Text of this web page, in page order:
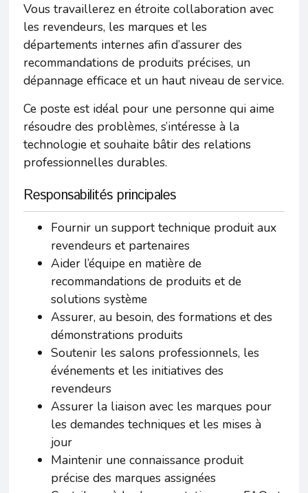
Vous travaillerez en étroite collaboration avec
les revendeurs, les marques et les
départements internes afin d’assurer des
recommandations de produits précises, un
dépannage efficace et un haut niveau de service.
Ce poste est idéal pour une personne qui aime
résoudre des problèmes, s’intéresse à la
technologie et souhaite bâtir des relations
professionnelles durables.
Responsabilités principales
Fournir un support technique produit aux
revendeurs et partenaires
Aider l’équipe en matière de
recommandations de produits et de
solutions système
Assurer, au besoin, des formations et des
démonstrations produits
Soutenir les salons professionnels, les
événements et les initiatives des
revendeurs
Assurer la liaison avec les marques pour
les demandes techniques et les mises à
jour
Maintenir une connaissance produit
précise des marques assignées